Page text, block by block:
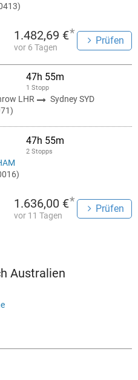
1.482,69 €*
vor 6 Tagen
Prüfen
47h 55m
1 Stopp
LHR
Sydney SYD
47h 55m
2 Stopps
1.636,00 €*
vor 11 Tagen
Prüfen
Australien